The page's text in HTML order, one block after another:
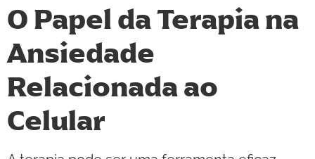
O Papel da Terapia na
Ansiedade
Relacionada ao
Celular